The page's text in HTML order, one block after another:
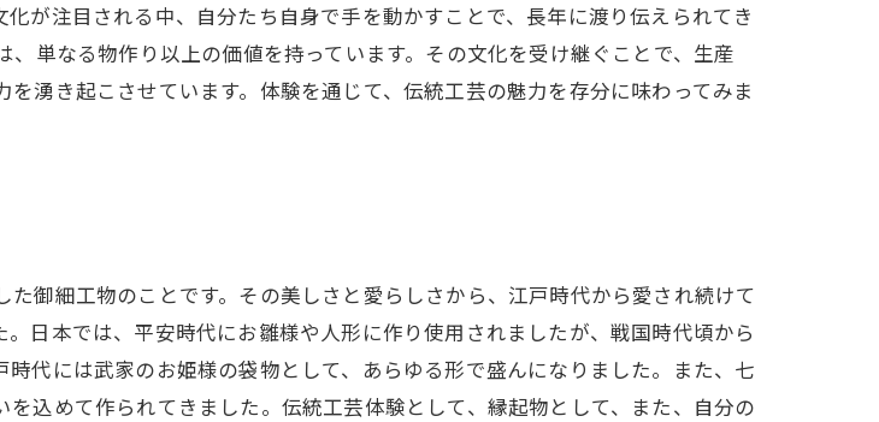
が注目される中、自分たち自身で手を動かすことで、長年に渡り伝えられてき
単なる物作り以上の価値を持っています。その文化を受け継ぐことで、生産
湧き起こさせています。体験を通じて、伝統工芸の魅力を存分に味わってみま
御細工物のことです。その美しさと愛らしさから、江戸時代から愛され続けて
日本では、平安時代にお雛様や人形に作り使用されましたが、戦国時代頃から
代には武家のお姫様の袋物として、あらゆる形で盛んになりました。また、七
込めて作られてきました。伝統工芸体験として、縁起物として、また、自分の